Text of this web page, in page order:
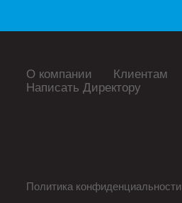
О компании Клиентам
Написать Директору
Политика конфиденциальности